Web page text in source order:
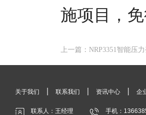
施项目，
上一篇：NRP3351智能压
关于我们 联系我们 资讯中心 企
联系人：王经理 手机：